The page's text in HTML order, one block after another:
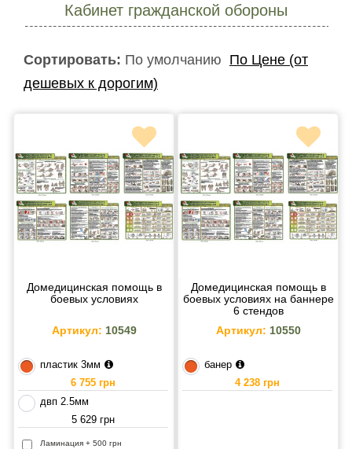
Кабинет гражданской обороны
Сортировать: По умолчанию По Цене (от
дешевых к дорогим)
Домедицинская помощь в
боевых условиях
Артикул: 10549
пластик 3мм
6 755 грн
двп 2.5мм
5 629 грн
Ламинация + 500 грн
Домедицинская помощь в
боевых условиях на баннере
6 стендов
Артикул: 10550
банер
4 238 грн